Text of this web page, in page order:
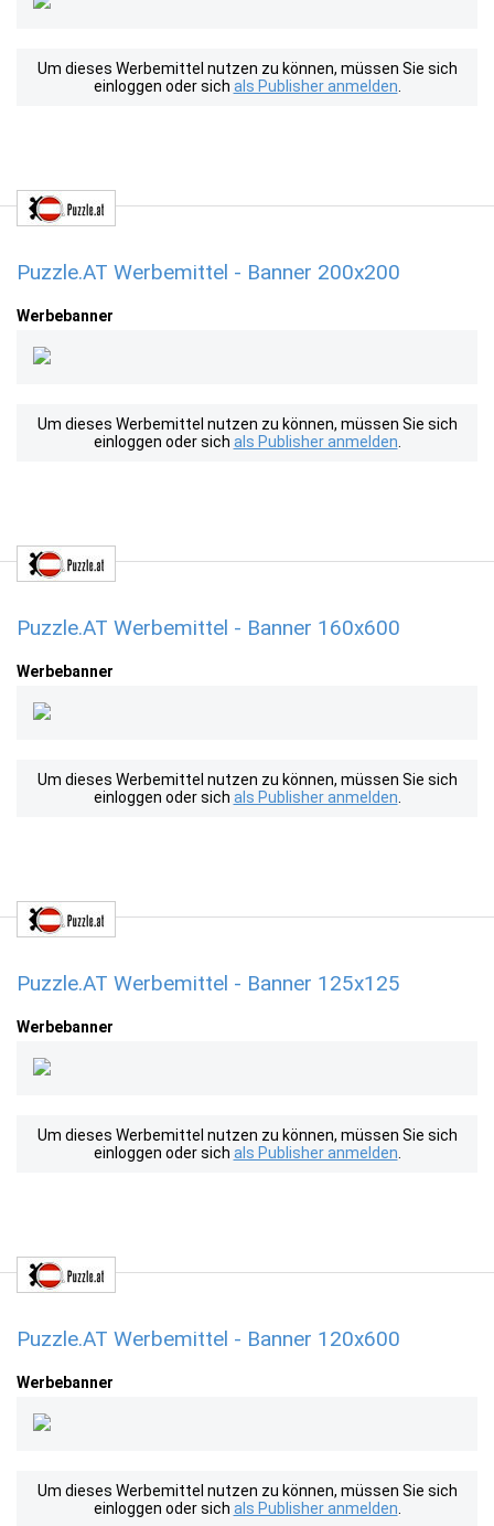
Um dieses Werbemittel nutzen zu können, müssen Sie sich
einloggen oder sich als Publisher anmelden
Puzzle.AT Werbemittel - Banner 200x200
Werbebanner
Um dieses Werbemittel nutzen zu können, müssen Sie sich
einloggen oder sich als Publisher anmelden
Puzzle.AT Werbemittel - Banner 160x600
Werbebanner
Um dieses Werbemittel nutzen zu können, müssen Sie sich
einloggen oder sich als Publisher anmelden
Puzzle.AT Werbemittel - Banner 125x125
Werbebanner
Um dieses Werbemittel nutzen zu können, müssen Sie sich
einloggen oder sich als Publisher anmelden
Puzzle.AT Werbemittel - Banner 120x600
Werbebanner
Um dieses Werbemittel nutzen zu können, müssen Sie sich
einloggen oder sich als Publisher anmelden